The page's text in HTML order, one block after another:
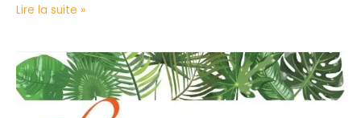
Lire la suite »
La
Création
d’une